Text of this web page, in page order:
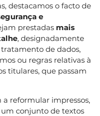
destacamos o facto de
e
prestadas mais
, designadamente
de dados,
ou regras relativas à
titulares, que passam
a reformular impressos,
conjunto de textos